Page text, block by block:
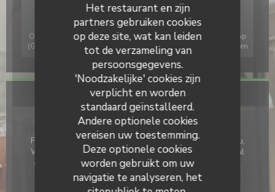
Het restaurant en zijn
partners gebruiken cookies
op deze site, wat kan leiden
tot de verzameling van
persoonsgegevens.
'Noodzakelijke' cookies zijn
verplicht en worden
standaard geïnstalleerd.
Andere optionele cookies
vereisen uw toestemming.
Deze optionele cookies
worden gebruikt om uw
navigatie te analyseren, het
Om de interactieve Waze-kaart weer te geven, moet u Waze Map
(Google) cookies accepteren. Deze cookies kunnen navigatie- en
Toestaan
Algemene informatie
Keuken
Frans, Ontdekking van Franse specialiteiten, Dagmenu,
Weekeinde Menu, Speciaal Menu, vers product, Lokaal
eten, Traditionele keuken, Eigengemaakt, Onbeperkt,
Cuisses de grenouilles